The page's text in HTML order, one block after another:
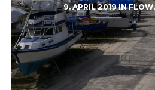
9. APRIL 2019INFLOW